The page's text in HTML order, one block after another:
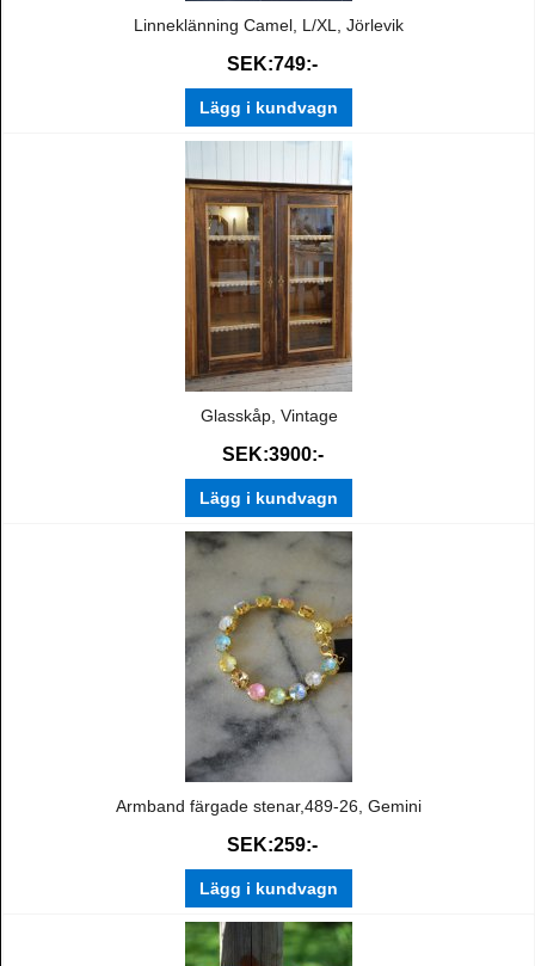
Linneklänning Camel, L/XL, Jörlevik
SEK:749:-
Lägg i kundvagn
Glasskåp, Vintage
SEK:3900:-
Lägg i kundvagn
Armband färgade stenar,489-26, Gemini
SEK:259:-
Lägg i kundvagn